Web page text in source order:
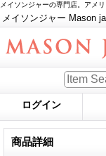
メイソンジャーの専門店。アメ
メイソンジャー Mason
ログイン
商品詳細